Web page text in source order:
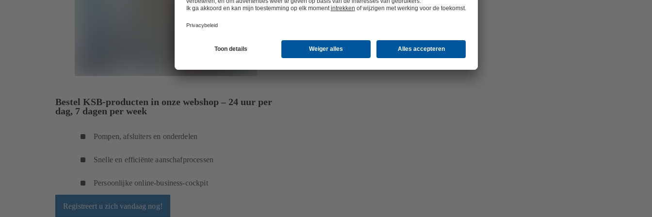
Bestel KSB-producten in onze webshop – 24 uur per
dag, 7 dagen per week
Pompen, afsluiters en onderdelen
Snelle en efficiënte aanschafprocessen
Persoonlijke online-business-cockpit
Registreert u zich vandaag nog!